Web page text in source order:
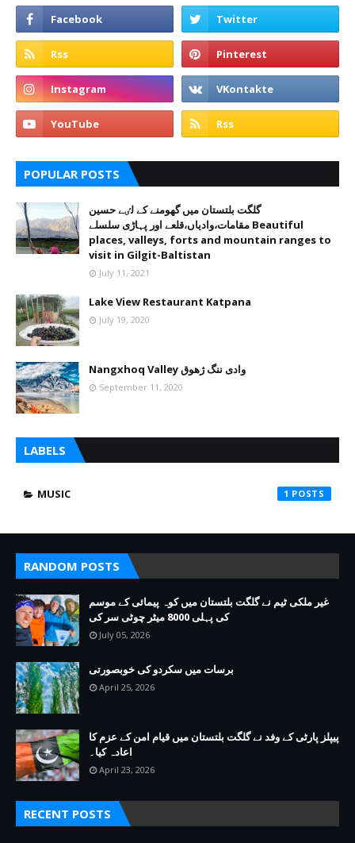
POPULAR POSTS
گلگت بلتستان میں گھومنے کے لٸے حسین
مقامات،وادیاں،قلعے اور پہاڑی سلسلے Beautiful
places, valleys, forts and mountain ranges to
visit in Gilgit-Baltistan
July 11, 2021
Lake View Restaurant Katpana
July 19, 2020
Nangxhoq Valley وادی ننگ ژھوق
September 11, 2020
LABELS
MUSIC 1
RANDOM POSTS
غیر ملکی ٹیم نے گلگت بلتستان میں کوہ پیمائی کے موسم
کی پہلی 8000 میٹر چوٹی سر کی
July 05, 2026
برسات میں سکردو کی خوبصورتی
April 25, 2026
پیپلز پارٹی کے وفد نے گلگت بلتستان میں قیام امن کے عزم کا
اعادہ کیا۔
April 23, 2026
RECENT POSTS